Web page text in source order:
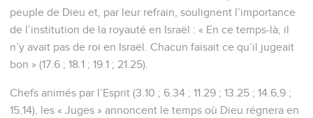
peuple de Dieu et, par leur refrain, soulignent l’importance
de l’institution de la royauté en Israël : « En ce temps-là, il
n’y avait pas de roi en Israël. Chacun faisait ce qu’il jugeait
bon » (17.6 ; 18.1 ; 19.1 ; 21.25).
Chefs animés par l’Esprit (3.10 ; 6.34 ; 11.29 ; 13.25 ; 14.6,9 ;
15.14), les « Juges » annoncent le temps où Dieu régnera en